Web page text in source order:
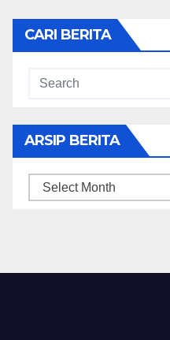
CARI BERITA
ARSIP BERITA
ARSIP